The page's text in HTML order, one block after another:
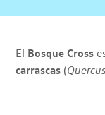
El Bosque Cross
carrascas (